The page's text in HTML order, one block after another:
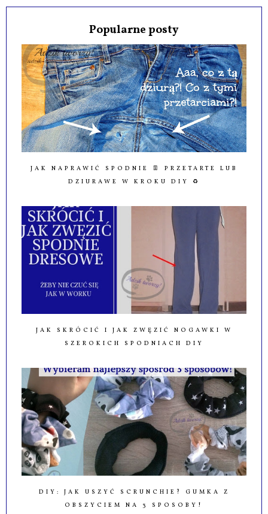
Popularne posty
JAK NAPRAWIĆ SPODNIE 👖 PRZETARTE LUB
DZIURAWE W KROKU DIY ♻️
JAK SKRÓCIĆ I JAK ZWĘZIĆ NOGAWKI W
SZEROKICH SPODNIACH DIY
DIY: JAK USZYĆ SCRUNCHIE? GUMKA Z
OBSZYCIEM NA 3 SPOSOBY!